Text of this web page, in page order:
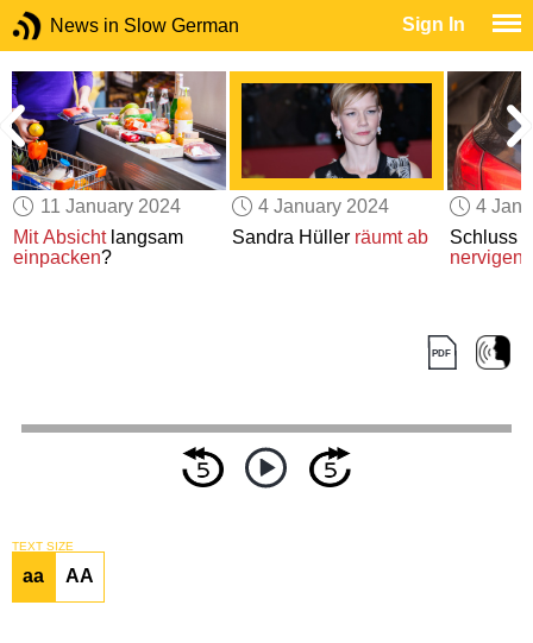
News in Slow German Sign In
11 January 2024
Mit Absichtlangsam
einpacken?
4 January 2024
Sandra Hüller räumt ab
4
Schluss
nervigen
TEXT SIZE
aa AA